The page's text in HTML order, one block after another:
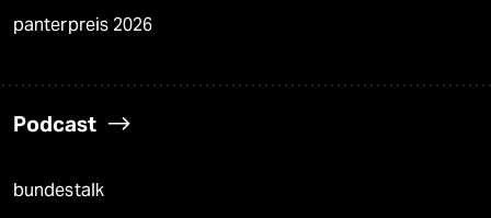
panterpreis 2026
Podcast
bundestalk